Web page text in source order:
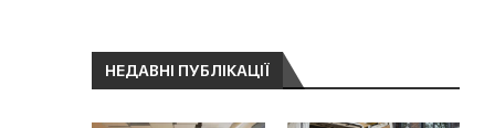
НЕДАВНІ ПУБЛІКАЦІЇ